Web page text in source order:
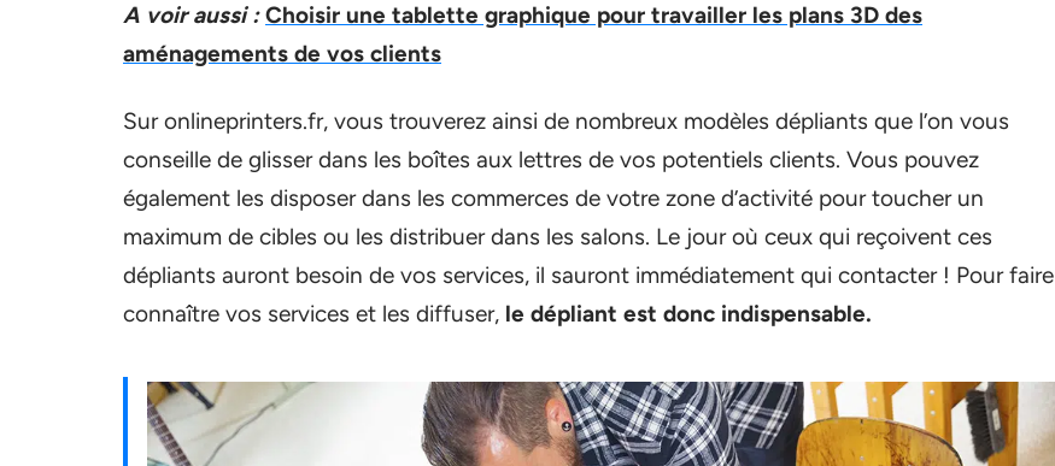
A voir aussi : Choisir une tablette graphique pour travailler les plans 3D des
aménagements de vos clients
Sur onlineprinters.fr, vous trouverez ainsi de nombreux modèles dépliants que l’on vous
conseille de glisser dans les boîtes aux lettres de vos potentiels clients. Vous pouvez
également les disposer dans les commerces de votre zone d’activité pour toucher un
maximum de cibles ou les distribuer dans les salons. Le jour où ceux qui reçoivent ces
dépliants auront besoin de vos services, il sauront immédiatement qui contacter ! Pour faire
connaître vos services et les diffuser, le dépliant est donc indispensable.